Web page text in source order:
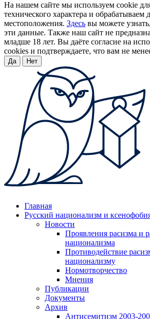
На нашем сайте мы используем cookie
технического характера и обрабатываем
местоположения. Здесь вы можете
эти данные. Также наш сайт не
младше 18 лет. Вы даёте согласие на
cookies и подтверждаете, что вам не
Да Нет
Главная
Русский национализм и
Новости
Проявления расизма и
национализма
Противодействие
национализму
Нормотворчество
Мнения
Публикации
Документы
Архив
Антисемитизм 2003-